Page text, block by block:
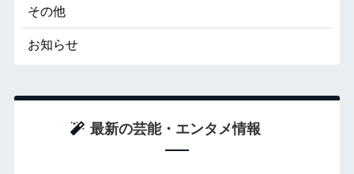
その他
お知らせ
最新の芸能・エンタメ情報